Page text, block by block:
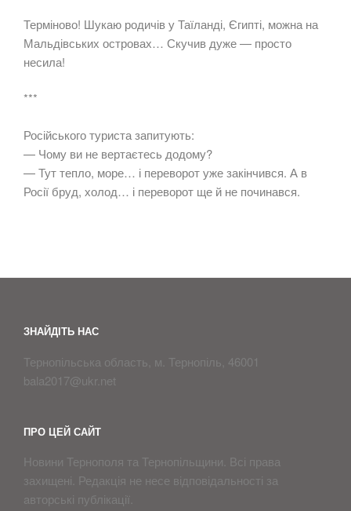
Терміново! Шукаю родичів у Таїланді, Єгипті, можна на
Мальдівських островах… Скучив дуже — просто
несила!
***
Російського туриста запитують:
— Чому ви не вертаєтесь додому?
— Тут тепло, море… і переворот уже закінчився. А в
Росії бруд, холод… і переворот ще й не починався.
ЗНАЙДІТЬ НАС
Тернопільська область, м. Тернопіль, 46001
bala2017@ukr.net
ПРО ЦЕЙ САЙТ
Новини Тернополя та Тернопільщини. Всі права
захищені. Редакція не несе відповідальності за
aвторські публікації.